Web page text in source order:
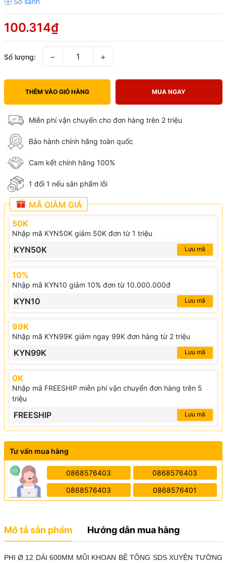
100.314₫
Số lượng: − +
THÊM VÀO GIỎ HÀNG MUA NGAY
Miễn phí vận chuyển cho đơn hàng trên 2 triệu
Bảo hành chính hãng toàn quốc
Cam kết chính hãng 100%
1 đổi 1 nếu sản phẩm lỗi
MÃ GIẢM GIÁ
50K
Nhập mã KYN50K giảm 50K đơn từ 1 triệu
KYN50K Lưu mã
10%
Nhập mã KYN10 giảm 10% đơn từ 10.000.000đ
KYN10 Lưu mã
99K
Nhập mã KYN99K giảm ngay 99K đơn hàng từ 2 triệu
KYN99K Lưu mã
0K
Nhập mã FREESHIP miễn phí vận chuyển đơn hàng trên 5
triệu
FREESHIP Lưu mã
Tư vấn mua hàng
0868576403 0868576403
0868576403 0868576401
Mô tả sản phẩm Hướng dẫn mua hàng
PHI Ø 12 DÀI 600MM MŨI KHOAN BÊ TÔNG SDS XUYÊN TƯỜNG